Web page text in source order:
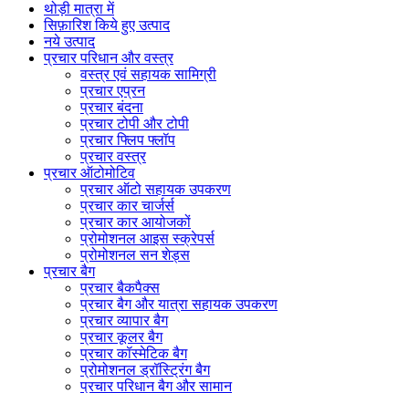
थोड़ी मात्रा में
सिफ़ारिश किये हुए उत्पाद
नये उत्पाद
प्रचार परिधान और वस्त्र
वस्त्र एवं सहायक सामिग्री
प्रचार एप्रन
प्रचार बंदना
प्रचार टोपी और टोपी
प्रचार फ्लिप फ्लॉप
प्रचार वस्त्र
प्रचार ऑटोमोटिव
प्रचार ऑटो सहायक उपकरण
प्रचार कार चार्जर्स
प्रचार कार आयोजकों
प्रोमोशनल आइस स्क्रेपर्स
प्रोमोशनल सन शेड्स
प्रचार बैग
प्रचार बैकपैक्स
प्रचार बैग और यात्रा सहायक उपकरण
प्रचार व्यापार बैग
प्रचार कूलर बैग
प्रचार कॉस्मेटिक बैग
प्रोमोशनल ड्रॉस्ट्रिंग बैग
प्रचार परिधान बैग और सामान